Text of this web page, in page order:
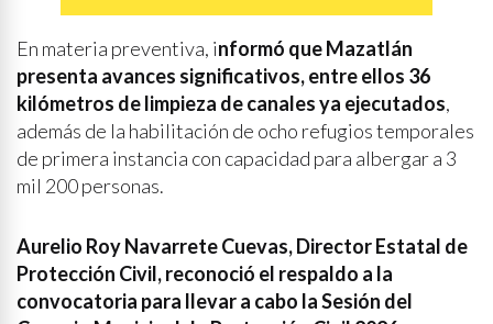
En materia preventiva, informó que Mazatlán
presenta avances significativos, entre ellos 36
kilómetros de limpieza de canales ya ejecutados,
además de la habilitación de ocho refugios temporales
de primera instancia con capacidad para albergar a 3
mil 200 personas.
Aurelio Roy Navarrete Cuevas, Director Estatal de
Protección Civil, reconoció el respaldo a la
convocatoria para llevar a cabo la Sesión del